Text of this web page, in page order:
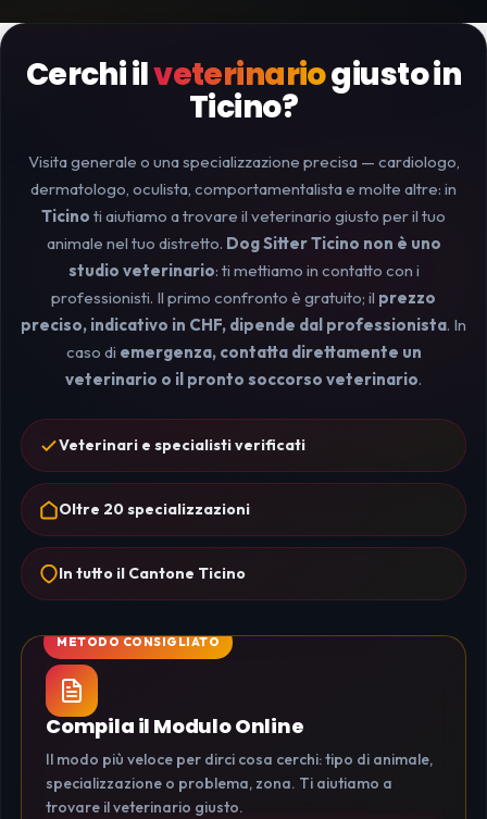
Cerchi ilveterinariogiusto in
Ticino?
Visita generale o una specializzazione precisa — cardiologo,
dermatologo, oculista, comportamentalista e molte altre: in
Ticino ti aiutiamo a trovare il veterinario giusto per il tuo
animale nel tuo distretto. Dog Sitter Ticino non è uno
studio veterinario: ti mettiamo in contatto con i
professionisti. Il primo confronto è gratuito; il prezzo
preciso, indicativo in CHF, dipende dal professionista. In
caso di emergenza, contatta direttamente un
veterinario o il pronto soccorso veterinario.
Veterinari e specialisti verificati
Oltre 20 specializzazioni
In tutto il Cantone Ticino
Compila il Modulo Online
Il modo più veloce per dirci cosa cerchi: tipo di animale,
specializzazione o problema, zona. Ti aiutiamo a
trovare il veterinario giusto.